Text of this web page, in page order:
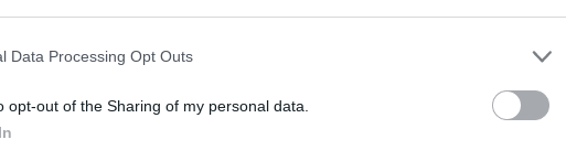
Data Processing Opt Outs
opt-out of the Sharing of my personal data.
και της καουμπόικης επιβολής του
κατά του Ιράν επιβεβαιώνει αυτή
άλλων παραβιάσεων του
Όχθη, στον Λίβανο και στην ευρύτερη